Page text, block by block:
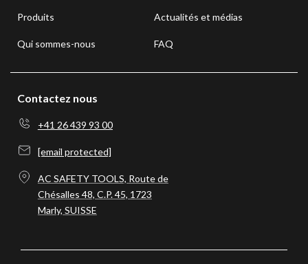
Produits
Qui sommes-nous
Actualités et médias
FAQ
Contactez nous
+41 26 439 93 00
[email protected]
AC SAFETY TOOLS, Route de
Chésalles 48, C.P. 45, 1723
Marly, SUISSE